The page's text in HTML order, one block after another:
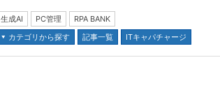
生成AI PC管理
RPA BANK
カテゴリから探す 記事一覧 ITキャパチャージ